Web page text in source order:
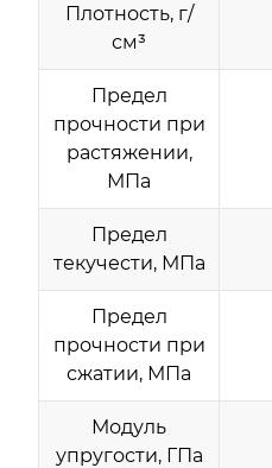
Плотность, г/
см³
Предел
прочности при
растяжении,
МПа
Предел
текучести, МПа
Предел
прочности при
сжатии, МПа
Модуль
упругости, ГПа